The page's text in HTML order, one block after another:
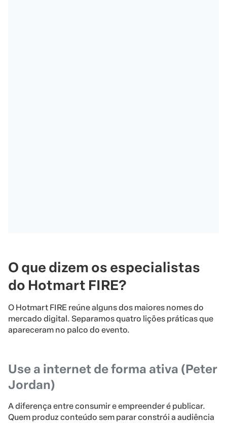
O que dizem os especialistas
do Hotmart FIRE?
O Hotmart FIRE reúne alguns dos maiores nomes do
mercado digital. Separamos quatro lições práticas que
apareceram no palco do evento.
Use a internet de forma ativa (Peter
Jordan)
A diferença entre consumir e empreender é publicar.
Quem produz conteúdo sem parar constrói a audiência